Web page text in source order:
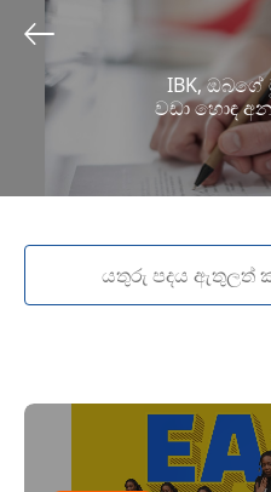
IBK,
වඩා හොඳ